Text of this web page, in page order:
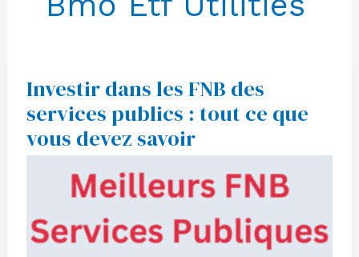
Investir dans les FNB des
services publics : tout ce que
vous devez savoir
Investir
dans
les
FNB
des
services
publics
tout
ce
vous
devez
savoir